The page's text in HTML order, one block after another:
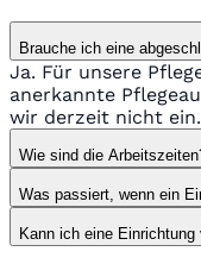
Brauche ich eine
Ja. Für unsere
anerkannte
wir derzeit nicht ein.
Wie sind die
Was passiert, wenn ein
Kann ich eine